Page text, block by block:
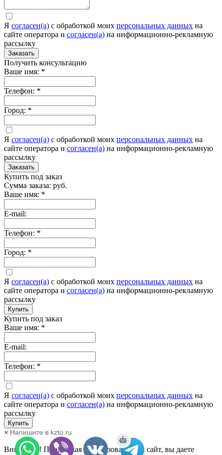
Я согласен(а) c обработкой моих персональных данных на
сайте оператора и согласен(а) на информационно-рекламную
рассылку
Заказать
Получить консультацию
Ваше имя: *
Телефон: *
Город: *
Я согласен(а) c обработкой моих персональных данных на
сайте оператора и согласен(а) на информационно-рекламную
рассылку
Заказать
Купить под заказ
Сумма заказа: руб.
Ваше имя: *
E-mail:
Телефон: *
Город: *
Я согласен(а) c обработкой моих персональных данных на
сайте оператора и согласен(а) на информационно-рекламную
рассылку
Купить
Купить под заказ
Ваше имя: *
E-mail:
Телефон: *
Я согласен(а) c обработкой моих персональных данных на
сайте оператора и согласен(а) на информационно-рекламную
рассылку
Купить
Напишите в kzto.ru
×
Внимание! Продолжая использовать наш сайт, вы даете